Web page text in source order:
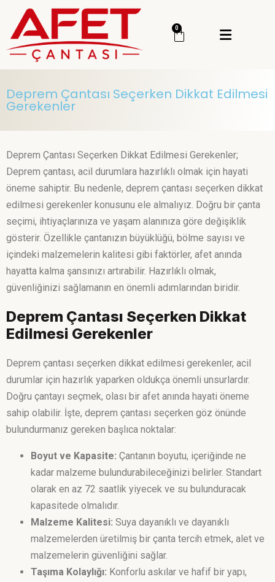
0
Deprem Çantası Seçerken Dikkat Edilmesi
Gerekenler
Deprem Çantası Seçerken Dikkat Edilmesi Gerekenler;
Deprem çantası, acil durumlara hazırlıklı olmak için hayati
öneme sahiptir. Bu nedenle, deprem çantası seçerken dikkat
edilmesi gerekenler konusunu ele almalıyız. Doğru bir çanta
seçimi, ihtiyaçlarınıza ve yaşam alanınıza göre değişiklik
gösterir. Özellikle çantanızın büyüklüğü, bölme sayısı ve
içindeki malzemelerin kalitesi gibi faktörler, afet anında
hayatta kalma şansınızı artırabilir. Hazırlıklı olmak,
güvenliğinizi sağlamanın en önemli adımlarından biridir.
Deprem Çantası Seçerken Dikkat
Edilmesi Gerekenler
Deprem çantası seçerken dikkat edilmesi gerekenler, acil
durumlar için hazırlık yaparken oldukça önemli unsurlardır.
Doğru çantayı seçmek, olası bir afet anında hayati öneme
sahip olabilir. İşte, deprem çantası seçerken göz önünde
bulundurmanız gereken başlıca noktalar:
Boyut ve Kapasite: Çantanın boyutu, içeriğinde ne
kadar malzeme bulundurabileceğinizi belirler. Standart
olarak en az 72 saatlik yiyecek ve su bulunduracak
kapasitede olmalıdır.
Malzeme Kalitesi: Suya dayanıklı ve dayanıklı
malzemelerden üretilmiş bir çanta tercih etmek, alet ve
malzemelerin güvenliğini sağlar.
Taşıma Kolaylığı: Konforlu askılar ve hafif bir yapı,
Menü
Giriş Yap
Kategoriler Menü
Genel
Deprem Çantası
Deprem Malzemesi
İlk Yardım Çantası
Okul Deprem Çantası
Toptan Deprem Çantası